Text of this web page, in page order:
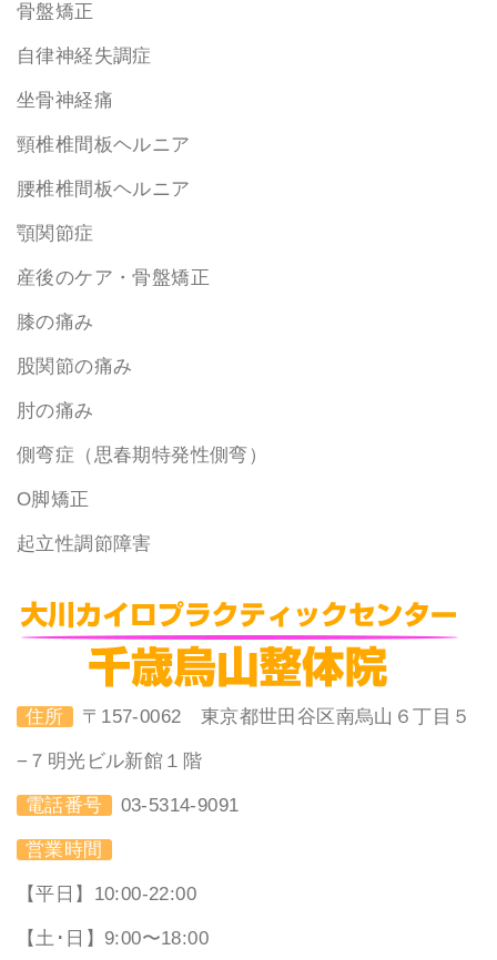
骨盤矯正
自律神経失調症
坐骨神経痛
頸椎椎間板ヘルニア
腰椎椎間板ヘルニア
顎関節症
産後のケア・骨盤矯正
膝の痛み
股関節の痛み
肘の痛み
側弯症（思春期特発性側弯）
O脚矯正
起立性調節障害
住所 〒157-0062 東京都世田谷区南烏山６丁目５
−７明光ビル新館１階
電話番号 03-5314-9091
営業時間
【平日】10:00-22:00
【土･日】9:00〜18:00